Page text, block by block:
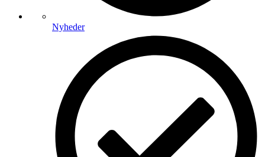
Nyheder